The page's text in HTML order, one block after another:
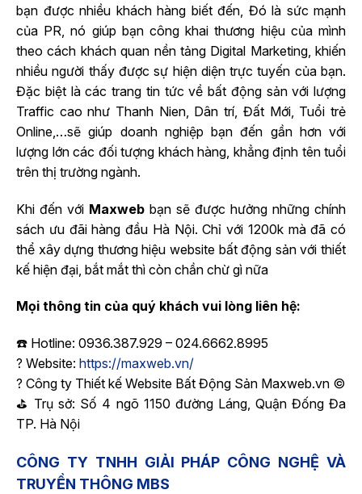
bạn được nhiều khách hàng biết đến, Đó là sức mạnh
của PR, nó giúp bạn công khai thương hiệu của mình
theo cách khách quan nền tảng Digital Marketing, khiến
nhiều người thấy được sự hiện diện trực tuyến của bạn.
Đặc biệt là các trang tin tức về bất động sản với lượng
Traffic cao như Thanh Nien, Dân trí, Đất Mới, Tuổi trẻ
Online,…sẽ giúp doanh nghiệp bạn đến gần hơn với
lượng lớn các đối tượng khách hàng, khẳng định tên tuổi
trên thị trường ngành.
Khi đến với Maxweb bạn sẽ được hưởng những chính
sách ưu đãi hàng đầu Hà Nội. Chỉ với 1200k mà đã có
thể xây dựng thương hiệu website bất động sản với thiết
kế hiện đại, bắt mắt thì còn chần chừ gì nữa
Mọi thông tin của quý khách vui lòng liên hệ:
☎️ Hotline: 0936.387.929 – 024.6662.8995
? Website: https://maxweb.vn/
? Công ty Thiết kế Website Bất Động Sản Maxweb.vn ©
⛳ Trụ sở: Số 4 ngõ 1150 đường Láng, Quận Đống Đa
TP. Hà Nội
CÔNG TY TNHH GIẢI PHÁP CÔNG NGHỆ VÀ
TRUYỀN THÔNG MBS